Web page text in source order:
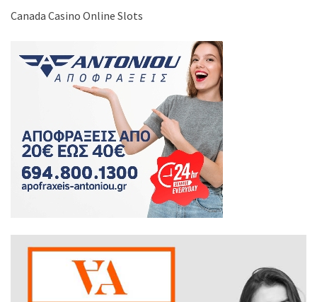
Canada Casino Online Slots